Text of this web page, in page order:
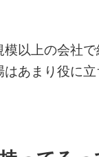
以上の会社
あまり役に